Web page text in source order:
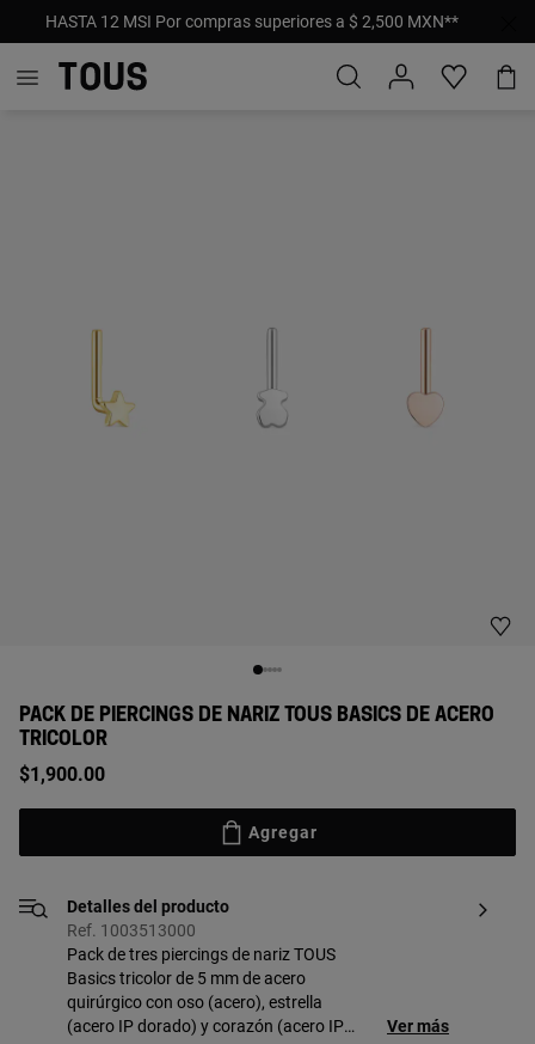
HASTA 12 MSI Por compras superiores a $ 2,500 MXN**
PACK DE PIERCINGS DE NARIZ TOUS BASICS DE ACERO
TRICOLOR
$1,900.00
Agregar
Detalles del producto
Ref. 1003513000
Pack de tres piercings de nariz TOUS
Basics tricolor de 5 mm de acero
quirúrgico con oso (acero), estrella
(acero IP dorado) y corazón (acero IP
Ver más